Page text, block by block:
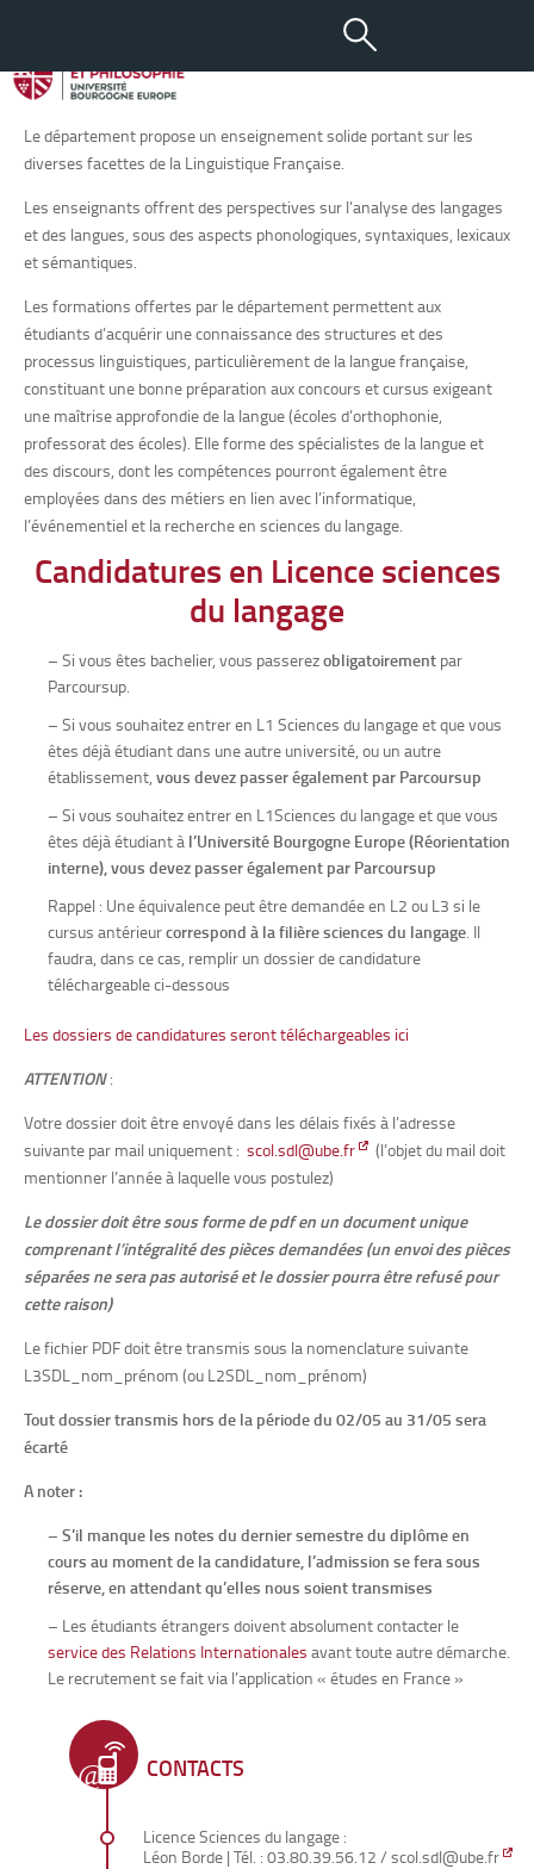
Département Sciences du
Langage
Le département propose un enseignement solide portant sur les
diverses facettes de la Linguistique Française.
Les enseignants offrent des perspectives sur l’analyse des langages
et des langues, sous des aspects phonologiques, syntaxiques, lexicaux
et sémantiques.
Les formations offertes par le département permettent aux
étudiants d’acquérir une connaissance des structures et des
processus linguistiques, particulièrement de la langue française,
constituant une bonne préparation aux concours et cursus exigeant
une maîtrise approfondie de la langue (écoles d’orthophonie,
professorat des écoles). Elle forme des spécialistes de la langue et
des discours, dont les compétences pourront également être
employées dans des métiers en lien avec l’informatique,
l’événementiel et la recherche en sciences du langage.
Candidatures en Licence sciences
du langage
– Si vous êtes bachelier, vous passerezobligatoirement par
Parcoursup.
– Si vous souhaitez entrer en L1 Sciences du langage et que vous
êtes déjà étudiant dans une autre université, ou un autre
établissement, vous devez passer également par Parcoursup
– Si vous souhaitez entrer en L1Sciences du langage et que vous
êtes déjà étudiant à l’Université Bourgogne Europe (Réorientation
interne),vous devez passer également par Parcoursup
Rappel : Une équivalence peut être demandée en L2 ou L3 si le
cursus antérieurcorrespond à la filière sciences du langage. Il
faudra, dans ce cas, remplir un dossier de candidature
téléchargeable ci-dessous
Les dossiers de candidatures seront téléchargeables ici
ATTENTION:
Votre dossier doit être envoyé dans les délais fixés à l’adresse
suivante par mail uniquement : scol.sdl@ube.fr
(l’objet du mail doit
mentionner l’année à laquelle vous postulez)
Le dossier doit être sous forme de pdf en un document unique
comprenant l’intégralité des pièces demandées (un envoi des pièces
séparées ne sera pas autorisé et le dossier pourra être refusé pour
cette raison)
Le fichier PDF doit être transmis sous la nomenclature suivante
L3SDL_nom_prénom (ou L2SDL_nom_prénom)
Tout dossier transmis hors de la période du 02/05 au 31/05 sera
écarté
A noter :
– S’il manque les notes du dernier semestre du diplôme en
cours au moment de la candidature, l’admission se fera sous
réserve, en attendant qu’elles nous soient transmises
– Les étudiants étrangers doivent absolument contacter le
service des Relations Internationales avant toute autre démarche.
Le recrutement se fait via l’application « études en France »
CONTACTS
Licence Sciences du langage :
Léon Borde | Tél. : 03.80.39.56.12 / scol.sdl@ube.fr